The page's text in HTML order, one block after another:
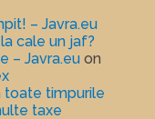
– Javra.eu
cale un jaf?
– Javra.euon
toate timpurile
taxe